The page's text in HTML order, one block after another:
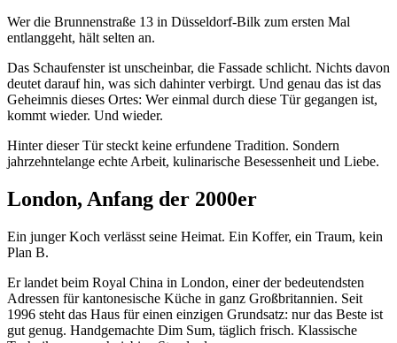
Wer die Brunnenstraße 13 in Düsseldorf-Bilk zum ersten Mal
entlanggeht, hält selten an.
Das Schaufenster ist unscheinbar, die Fassade schlicht. Nichts davon
deutet darauf hin, was sich dahinter verbirgt. Und genau das ist das
Geheimnis dieses Ortes: Wer einmal durch diese Tür gegangen ist,
kommt wieder. Und wieder.
Hinter dieser Tür steckt keine erfundene Tradition. Sondern
jahrzehntelange echte Arbeit, kulinarische Besessenheit und Liebe.
London, Anfang der 2000er
Ein junger Koch verlässt seine Heimat. Ein Koffer, ein Traum, kein
Plan B.
Er landet beim Royal China in London, einer der bedeutendsten
Adressen für kantonesische Küche in ganz Großbritannien. Seit
1996 steht das Haus für einen einzigen Grundsatz: nur das Beste ist
gut genug. Handgemachte Dim Sum, täglich frisch. Klassische